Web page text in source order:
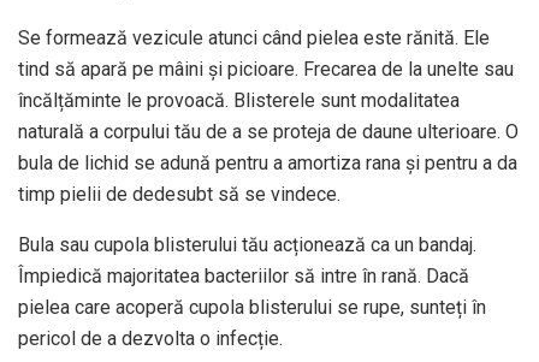
Se formează vezicule atunci când pielea este rănită. Ele
tind să apară pe mâini și picioare. Frecarea de la unelte sau
încălțăminte le provoacă. Blisterele sunt modalitatea
naturală a corpului tău de a se proteja de daune ulterioare. O
bula de lichid se adună pentru a amortiza rana și pentru a da
timp pielii de dedesubt să se vindece.
Bula sau cupola blisterului tău acționează ca un bandaj.
Împiedică majoritatea bacteriilor să intre în rană. Dacă
pielea care acoperă cupola blisterului se rupe, sunteți în
pericol de a dezvolta o infecție.